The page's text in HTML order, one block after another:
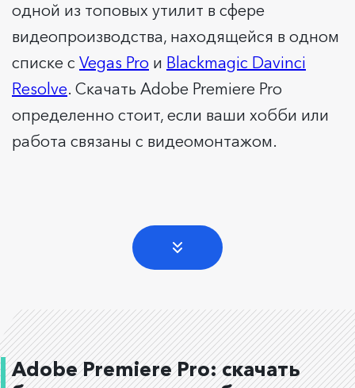
одной из топовых утилит в сфере
видеопроизводства, находящейся в одном
списке с Vegas Pro и Blackmagic Davinci
Resolve. Скачать Adobe Premiere Pro
определенно стоит, если ваши хобби или
работа связаны с видеомонтажом.
Adobe Premiere Pro: скачать